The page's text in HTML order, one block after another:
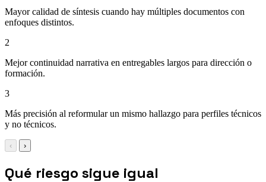
Mayor calidad de síntesis cuando hay múltiples documentos con
enfoques distintos.
2
Mejor continuidad narrativa en entregables largos para dirección o
formación.
3
Más precisión al reformular un mismo hallazgo para perfiles técnicos
y no técnicos.
‹ ›
Qué riesgo sigue igual